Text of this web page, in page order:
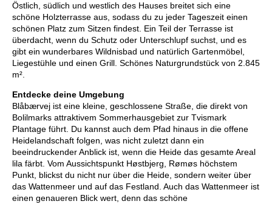
Östlich, südlich und westlich des Hauses breitet sich eine
schöne Holzterrasse aus, sodass du zu jeder Tageszeit einen
schönen Platz zum Sitzen findest. Ein Teil der Terrasse ist
überdacht, wenn du Schutz oder Unterschlupf suchst, und es
gibt ein wunderbares Wildnisbad und natürlich Gartenmöbel,
Liegestühle und einen Grill. Schönes Naturgrundstück von 2.845
m².
Entdecke deine Umgebung
Blåbærvej ist eine kleine, geschlossene Straße, die direkt von
Bolilmarks attraktivem Sommerhausgebiet zur Tvismark
Plantage führt. Du kannst auch dem Pfad hinaus in die offene
Heidelandschaft folgen, was nicht zuletzt dann ein
beeindruckender Anblick ist, wenn die Heide das gesamte Areal
lila färbt. Vom Aussichtspunkt Høstbjerg, Rømøs höchstem
Punkt, blickst du nicht nur über die Heide, sondern weiter über
das Wattenmeer und auf das Festland. Auch das Wattenmeer ist
einen genaueren Blick wert, denn das schöne